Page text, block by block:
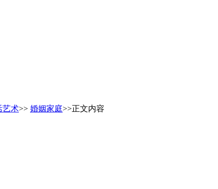
艺术>> 婚姻家庭>>正文内容